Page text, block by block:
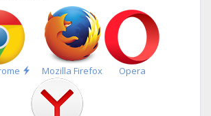
Быстрая
установка
Mozilla Firefox Opera